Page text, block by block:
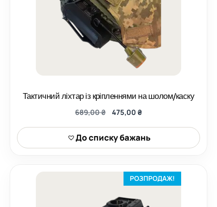
Тактичний ліхтар із кріпленнями на шолом/каску
689,00₴
Оригінальна
689,00 ₴.
475,00 ₴Поточна
До списку бажань
РОЗПРОДАЖ!